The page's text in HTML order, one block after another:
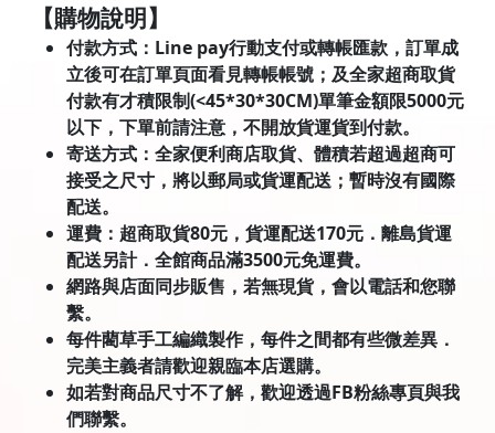
【購物說明】
付款方式：Line pay行動支付或轉帳匯款，訂單成
立後可在訂單頁面看見轉帳帳號；及全家超商取貨
付款有才積限制(<45*30*30CM)單筆金額限5000元
以下，下單前請注意，不開放貨運貨到付款。
寄送方式：全家便利商店取貨、體積若超過超商可
接受之尺寸，將以郵局或貨運配送；暫時沒有國際
配送。
運費：超商取貨80元，貨運配送170元．離島貨運
配送另計．全館商品滿3500元免運費。
網路與店面同步販售，若無現貨，會以電話和您聯
繫。
每件藺草手工編織製作，每件之間都有些微差異．
完美主義者請歡迎親臨本店選購。
如若對商品尺寸不了解，歡迎透過FB粉絲專頁與我
們聯繫。